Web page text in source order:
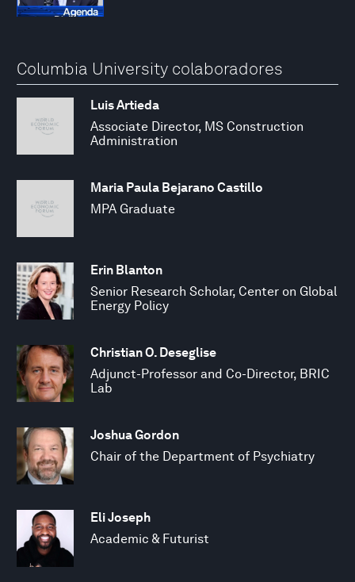
Columbia University colaboradores
Luis Artieda
Associate Director, MS Construction
Administration
Maria Paula Bejarano Castillo
MPA Graduate
Erin Blanton
Senior Research Scholar, Center on Global
Energy Policy
Christian O. Deseglise
Adjunct-Professor and Co-Director, BRIC
Lab
Joshua Gordon
Chair of the Department of Psychiatry
Eli Joseph
Academic & Futurist